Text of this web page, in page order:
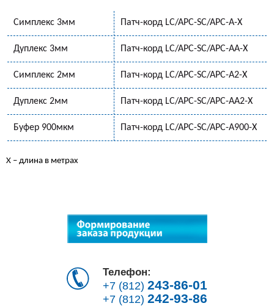
Телефон:
+7 (812)243-86-01
+7 (812)242-93-86
Симплекс 3мм Патч-корд LC/APC-SC/APC-A-Х
Дуплекс 3мм Патч-корд LC/APC-SC/APC-AA-X
Симплекс 2мм Патч-корд LC/APC-SC/APC-A2-Х
Дуплекс 2мм Патч-корд LC/APC-SC/APC-AA2-Х
Буфер 900мкм Патч-корд LC/APC-SC/APC-A900-Х
Х – длина в метрах